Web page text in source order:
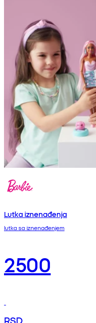
Lutka iznenađenja
lutka sa iznenađenjem
2500
RSD